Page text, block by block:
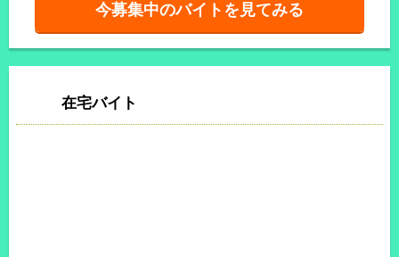
今募集中のバイトを見てみる
在宅バイト